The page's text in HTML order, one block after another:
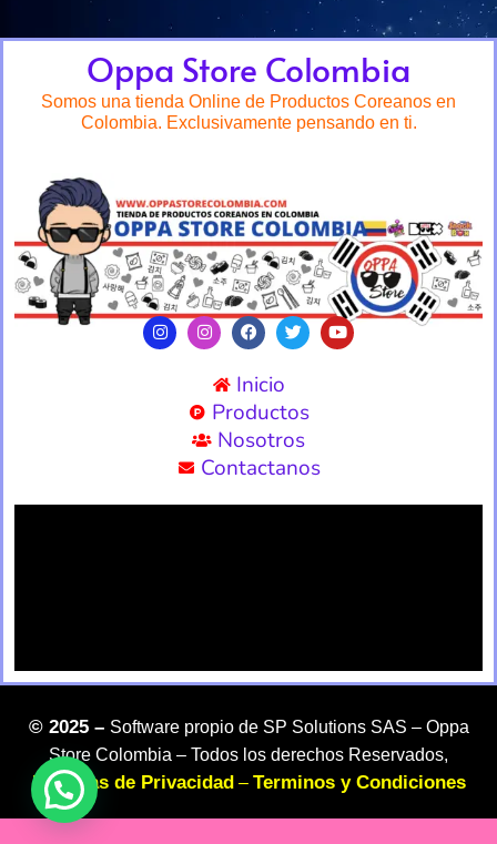
Oppa Store Colombia
Somos una tienda Online de Productos Coreanos en
Colombia. Exclusivamente pensando en ti.
Inicio
Productos
Nosotros
Contactanos
©2025 – Software propio de SP Solutions SAS – Oppa
Store Colombia – Todos los derechos Reservados,
Politicas de Privacidad – Terminos y Condiciones